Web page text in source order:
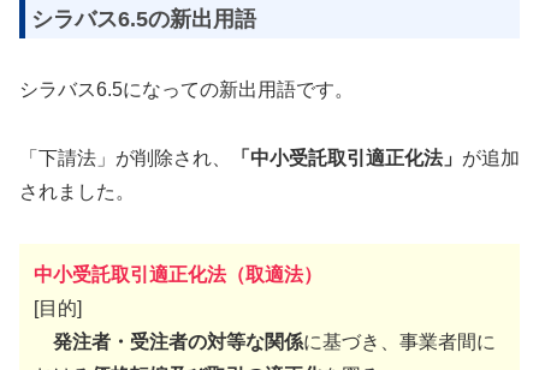
シラバス6.5の新出用語
シラバス6.5になっての新出用語です。
「下請法」が削除され、 「中小受託取引適正化法」 が追加
されました。
中小受託取引適正化法（取適法）
[目的]
発注者・受注者の対等な関係に基づき、事業者間に